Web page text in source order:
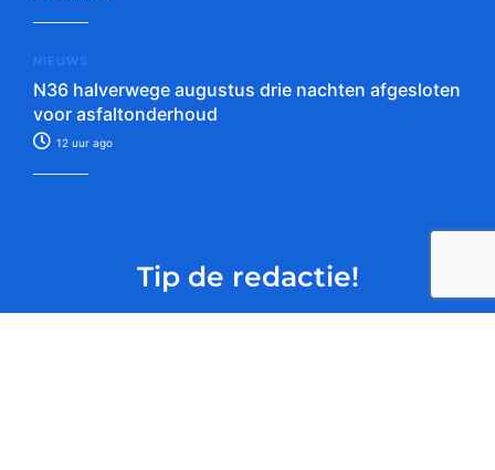
NIEUWS
N36 halverwege augustus drie nachten afgesloten
voor asfaltonderhoud
12 uur ago
Tip de redactie!